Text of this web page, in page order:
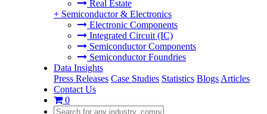
Real Estate
+ Semiconductor & Electronics
Electronic Components
Integrated Circuit (IC)
Semiconductor Components
Semiconductor Foundries
Data Insights
Press Releases Case Studies Statistics Blogs Articles
Contact Us
0